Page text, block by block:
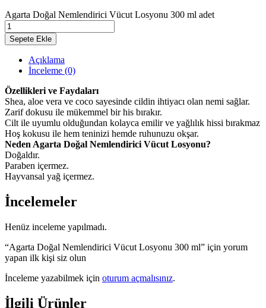
Agarta Doğal Nemlendirici Vücut Losyonu 300 ml adet
Sepete Ekle
Açıklama
İnceleme (0)
Özellikleri ve Faydaları
Shea, aloe vera ve coco sayesinde cildin ihtiyacı olan nemi sağlar.
Zarif dokusu ile mükemmel bir his bırakır.
Cilt ile uyumlu olduğundan kolayca emilir ve yağlılık hissi bırakmaz
Hoş kokusu ile hem teninizi hemde ruhunuzu okşar.
Neden Agarta Doğal Nemlendirici Vücut Losyonu?
Doğaldır.
Paraben içermez.
Hayvansal yağ içermez.
İncelemeler
Henüz inceleme yapılmadı.
“Agarta Doğal Nemlendirici Vücut Losyonu 300 ml” için yorum
yapan ilk kişi siz olun
İnceleme yazabilmek için oturum açmalısınız.
İlgili Ürünler